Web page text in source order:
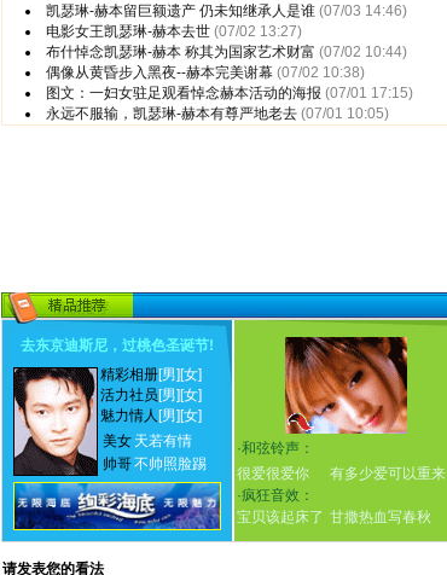
凯瑟琳-赫本留巨额遗产 仍未知继承人是谁 (07/03 14:46)
电影女王凯瑟琳-赫本去世 (07/02 13:27)
布什悼念凯瑟琳-赫本 称其为国家艺术财富 (07/02 10:44)
偶像从黄昏步入黑夜--赫本完美谢幕 (07/02 10:38)
图文：一妇女驻足观看悼念赫本活动的海报 (07/01 17:15)
永远不服输，凯瑟琳-赫本有尊严地老去 (07/01 10:05)
去东京迪斯尼，过桃色圣诞节!
精彩相册[男] [女]
活力社员 [男] [女]
魅力情人 [男] [女]
美女 天若有情
帅哥不帅照脸踢
·和弦铃声：
很爱很爱你
有多少爱可以重来
·疯狂音效：
宝贝该起床了 甘撒热血写春秋
请发表您的看法